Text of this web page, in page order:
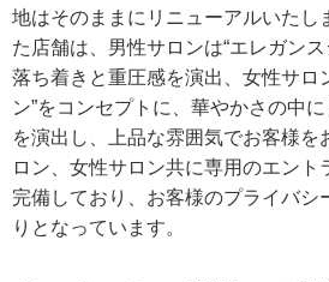
地はそのままにリニューアルいたし
た店舗は、男性サロンは“エレガン
落ち着きと重圧感を演出、女性サロ
ン”をコンセプトに、華やかさの中
を演出し、上品な雰囲気でお客様を
ロン、女性サロン共に専用のエント
完備しており、お客様のプライバシ
りとなっています。